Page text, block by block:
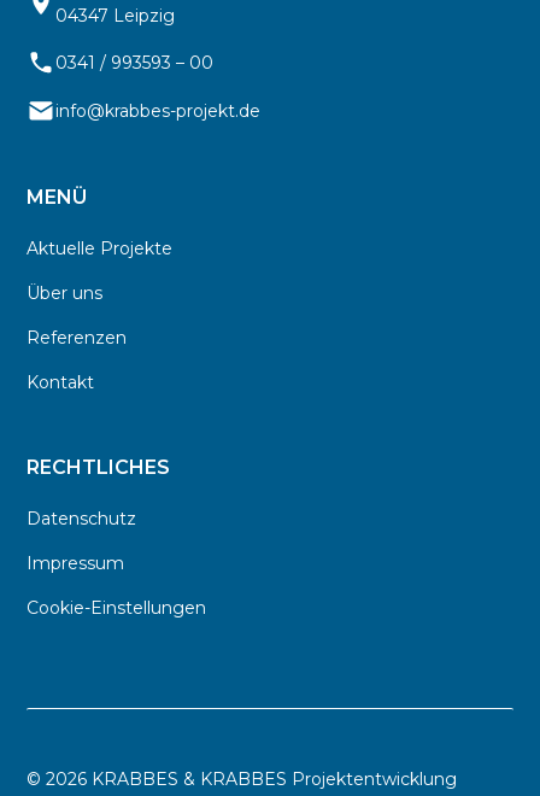
04347 Leipzig
0341 / 993593 – 00
info@krabbes-projekt.de
MENÜ
Aktuelle Projekte
Über uns
Referenzen
Kontakt
RECHTLICHES
Datenschutz
Impressum
Cookie-Einstellungen
©2026 KRABBES & KRABBES Projektentwicklung